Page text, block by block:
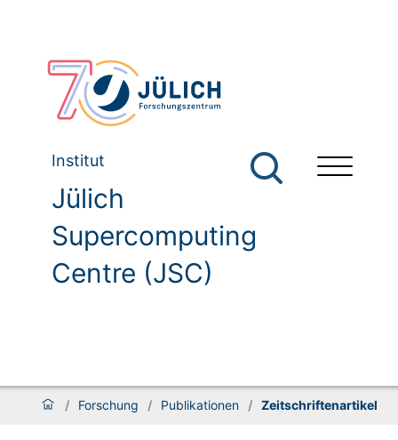
Institut
Jülich
Supercomputing
Centre (JSC)
/ Forschung / Publikationen / Zeitschriftenartikel